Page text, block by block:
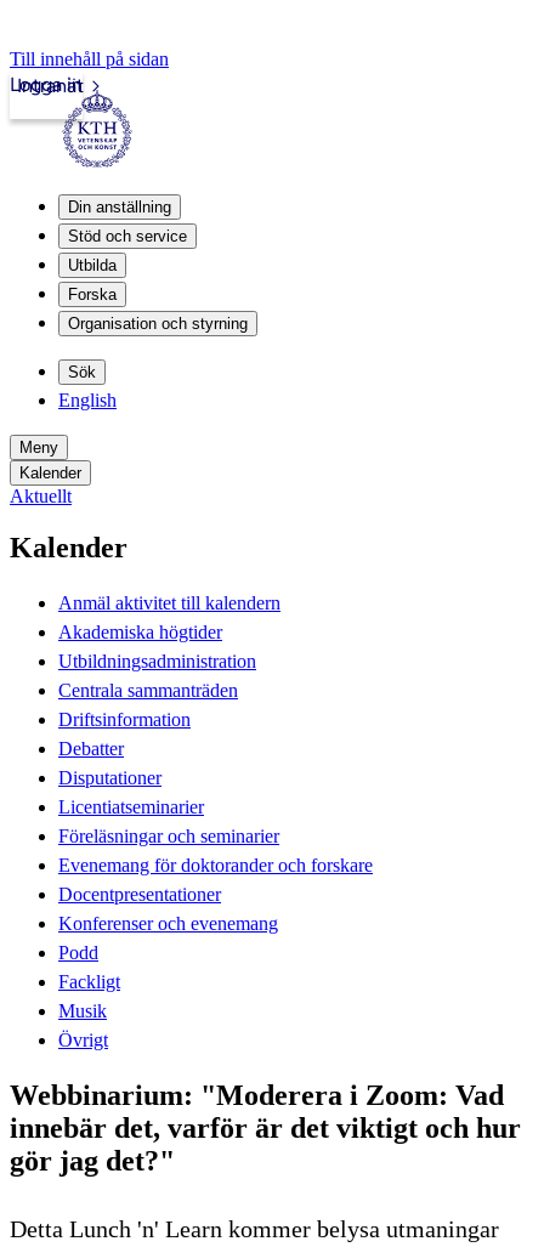
Till innehåll på sidan
Intranät
Logga in
Din anställning
Stöd och service
Utbilda
Forska
Organisation och styrning
Sök
English
Meny
Kalender
Aktuellt
Kalender
Anmäl aktivitet till kalendern
Akademiska högtider
Utbildningsadministration
Centrala sammanträden
Driftsinformation
Debatter
Disputationer
Licentiatseminarier
Föreläsningar och seminarier
Evenemang för doktorander och forskare
Docentpresentationer
Konferenser och evenemang
Podd
Fackligt
Musik
Övrigt
Webbinarium: "Moderera i Zoom: Vad
innebär det, varför är det viktigt och hur
gör jag det?"
Detta Lunch 'n' Learn kommer belysa utmaningar